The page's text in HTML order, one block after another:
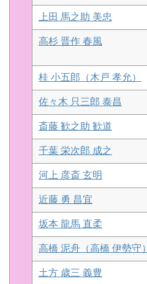
上田 馬之助 美忠
高杉 晋作 春風
桂 小五郎（木戸 孝允）
佐々木 只三郎 泰昌
斎藤 歓之助 歓道
千葉 栄次郎 成之
河上 彦斎 玄明
近藤 勇 昌宜
坂本 龍馬 直柔
高橋 泥舟（高橋 伊勢守）
土方 歳三 義豊